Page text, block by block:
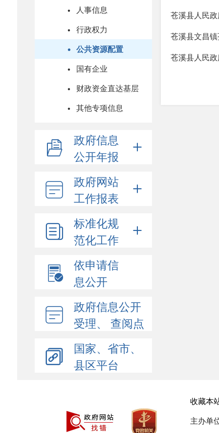
人事信息
行政权力
公共资源配置
国有企业
财政资金直达基层
其他专项信息
政府信息
公开年报
政府网站
工作报表
标准化规
范化工作
依申请信
息公开
政府信息公开
受理、 查阅点
国家、省市、
县区平台
苍溪县人民
苍溪县文昌
苍溪县人民
收藏本
主办单